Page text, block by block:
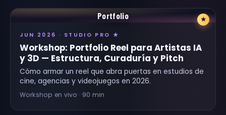
★
Portfolio
JUN 2026 · STUDIO PRO ★
Workshop: Portfolio Reel para Artistas IA
y 3D — Estructura, Curaduría y Pitch
Cómo armar un reel que abra puertas en estudios de
cine, agencias y videojuegos en 2026.
Workshop en vivo · 90 min